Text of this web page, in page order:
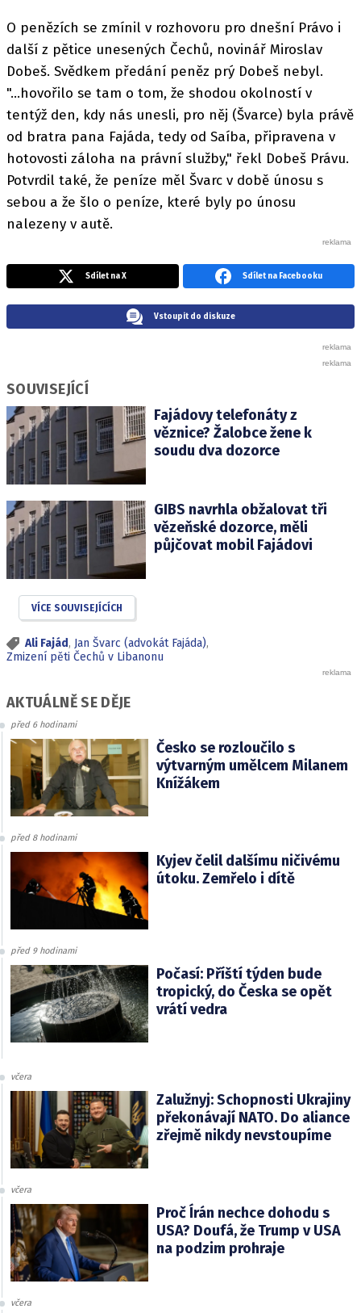
O penězích se zmínil v rozhovoru pro dnešní Právo i
další z pětice unesených Čechů, novinář Miroslav
Dobeš. Svědkem předání peněz prý Dobeš nebyl.
"...hovořilo se tam o tom, že shodou okolností v
tentýž den, kdy nás unesli, pro něj (Švarce) byla právě
od bratra pana Fajáda, tedy od Saíba, připravena v
hotovosti záloha na právní služby," řekl Dobeš Právu.
Potvrdil také, že peníze měl Švarc v době únosu s
sebou a že šlo o peníze, které byly po únosu
nalezeny v autě.
Sdílet na X Sdílet na Facebooku
Vstoupit do diskuze
SOUVISEJÍCÍ
Fajádovy telefonáty z
věznice? Žalobce žene k
soudu dva dozorce
GIBS navrhla obžalovat tři
vězeňské dozorce, měli
půjčovat mobil Fajádovi
VÍCE SOUVISEJÍCÍCH
Ali Fajád, Jan Švarc (advokát Fajáda),
Zmizení pěti Čechů v Libanonu
AKTUÁLNĚ SE DĚJE
před 6 hodinami
Česko se rozloučilo s
výtvarným umělcem Milanem
Knížákem
před 8 hodinami
Kyjev čelil dalšímu ničivému
útoku. Zemřelo i dítě
před 9 hodinami
Počasí: Příští týden bude
tropický, do Česka se opět
vrátí vedra
včera
Zalužnyj: Schopnosti Ukrajiny
překonávají NATO. Do aliance
zřejmě nikdy nevstoupíme
včera
Proč Írán nechce dohodu s
USA? Doufá, že Trump v USA
na podzim prohraje
včera